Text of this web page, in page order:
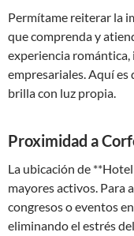
Permítame reiterar la
que comprenda y
experiencia
empresariales. Aquí
brilla con luz propia.
Proximidad a
La ubicación de
mayores activos. Para
congresos o eventos
eliminando el estrés